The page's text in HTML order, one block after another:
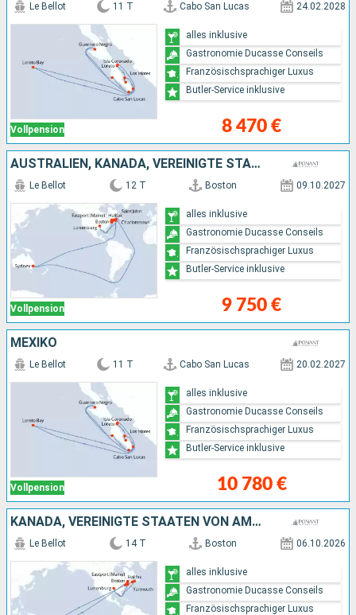
Vollpension
Le Bellot 11 T Cabo San Lucas 24.02.2028
8 470 €
alles inklusive
Gastronomie Ducasse Conseils
Französischsprachiger Luxus
Butler-Service inklusive
AUSTRALIEN, KANADA, VEREINIGTE STAATEN VON AMERIKA
Vollpension
Le Bellot 12 T Boston 09.10.2027
9 750 €
alles inklusive
Gastronomie Ducasse Conseils
Französischsprachiger Luxus
Butler-Service inklusive
MEXIKO
Vollpension
Le Bellot 11 T Cabo San Lucas 20.02.2027
10 780 €
alles inklusive
Gastronomie Ducasse Conseils
Französischsprachiger Luxus
Butler-Service inklusive
KANADA, VEREINIGTE STAATEN VON AMERIKA, AUSTRALIEN
Le Bellot 14 T Boston 06.10.2026
alles inklusive
Gastronomie Ducasse Conseils
Französischsprachiger Luxus